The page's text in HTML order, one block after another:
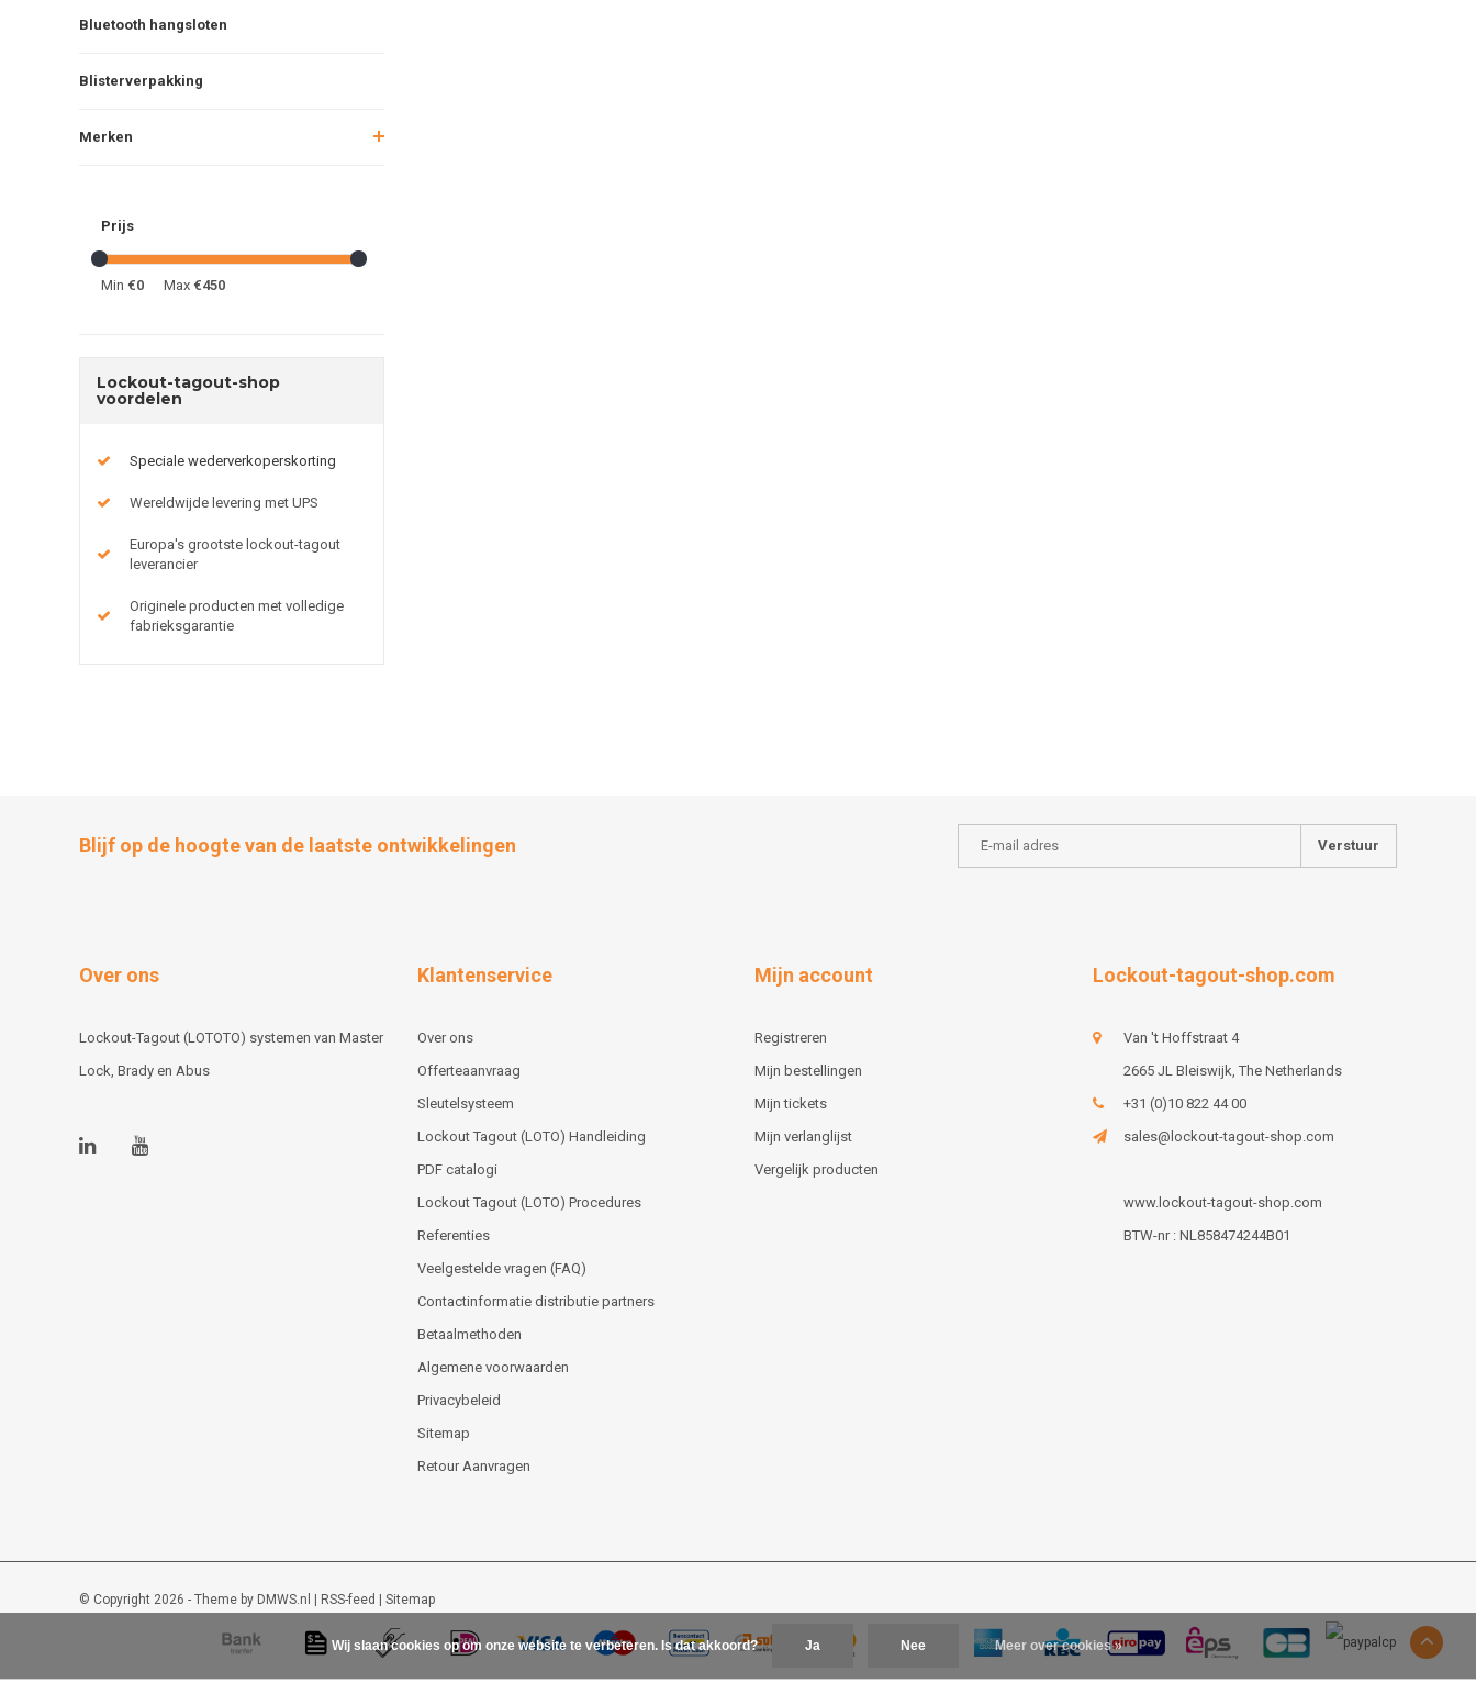
Bluetooth hangsloten
Blisterverpakking
Merken
Prijs
Min €0 Max €450
Lockout-tagout-shop
voordelen
Speciale wederverkoperskorting
Wereldwijde levering met UPS
Europa's grootste lockout-tagout
leverancier
Originele producten met volledige
fabrieksgarantie
Blijf op de hoogte van de laatste ontwikkelingen Verstuur
Over ons
Lockout-Tagout (LOTOTO) systemen van Master
Lock, Brady en Abus
Klantenservice
Over ons
Offerteaanvraag
Sleutelsysteem
Lockout Tagout (LOTO) Handleiding
PDF catalogi
Lockout Tagout (LOTO) Procedures
Referenties
Veelgestelde vragen (FAQ)
Contactinformatie distributie partners
Betaalmethoden
Algemene voorwaarden
Privacybeleid
Sitemap
Retour Aanvragen
Mijn account
Registreren
Mijn bestellingen
Mijn tickets
Mijn verlanglijst
Vergelijk producten
Lockout-tagout-shop.com
Van 't Hoffstraat 4
2665 JL Bleiswijk, The Netherlands
+31 (0)10 822 44 00
sales@lockout-tagout-shop.com
www.lockout-tagout-shop.com
BTW-nr : NL858474244B01
© Copyright 2026 - Theme by DMWS.nl | RSS-feed | Sitemap
Lockout-tagout-shop 9/10-48beoordelingen opKiyoh
Wij slaan cookies op om onze website te verbeteren. Is dat akkoord? Ja Nee Meer over cookies »